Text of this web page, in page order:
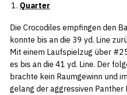
Quarter
Die Crocodiles empfingen den
konnte bis an die 39 yd. Line
Mit einem Laufspielzug über
es bis an die 41 yd. Line. Der
brachte kein Raumgewinn und
gelang der aggressiven Panther